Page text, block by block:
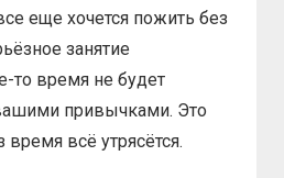
еще хочется пожить без
занятие
то время не будет
привычками. Это
время всё утрясётся.